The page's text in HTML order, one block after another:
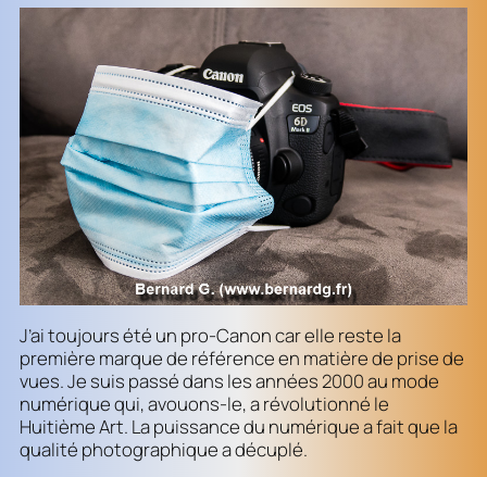
J’ai toujours été un pro-Canon car elle reste la
première marque de référence en matière de prise de
vues. Je suis passé dans les années 2000 au mode
numérique qui, avouons-le, a révolutionné le
Huitième Art. La puissance du numérique a fait que la
qualité photographique a décuplé.